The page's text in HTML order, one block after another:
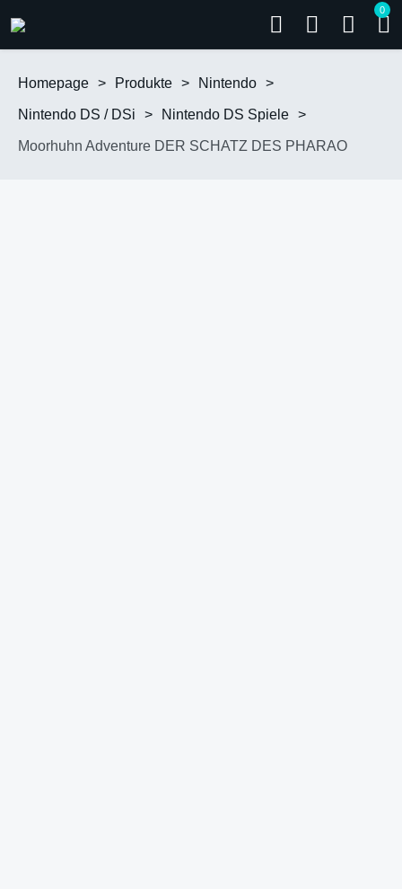
0
Homepage > Produkte > Nintendo >
Nintendo DS / DSi > Nintendo DS Spiele >
Moorhuhn Adventure DER SCHATZ DES PHARAO